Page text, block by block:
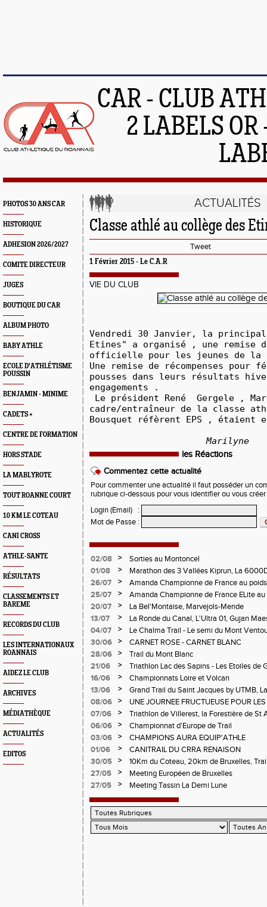
CAR - CLUB
2 LABELS
PHOTOS 30 ANS CAR
HISTORIQUE
ADHESION 2026/2027
COMITE DIRECTEUR
JUGES
BOUTIQUE DU CAR
ALBUM PHOTO
BABY ATHLE
ECOLE D'ATHLÉTISME
POUSSIN
BENJAMIN - MINIME
CADETS +
CENTRE DE FORMATION
HORS STADE
LA MABLYROTE
TOUT ROANNE COURT
10 KM LE COTEAU
CANI CROSS
ATHLE-SANTE
RÉSULTATS
CLASSEMENTS ET
BAREME
RECORDS DU CLUB
LES INTERNATIONAUX
ROANNAIS
AIDEZ LE CLUB
ARCHIVES
MÉDIATHÈQUE
ACTUALITÉS
EDITOS
ACTUALITÉS
Classe athlé au collège des
Tweet
1 Février 2015 - Le C.A.R
VIE DU CLUB
Vendredi
30 Janvier, la
Etines" a organisé , une remise
officielle pour les jeunes de la
Une remise de récompenses
pousses dans leurs résultats
engagements .
Le président René Gergele ,
cadre/entraîneur de la classe
Bousquet réfèrent EPS , étaient
Marilyne
les Réactions
Commentez cette actualité
Pour commenter une actualité il faut posséder un
rubrique ci-dessous pour vous identifier ou vous
Login (Email)
:
Mot de Passe :
02/08 >
Sorties au Montoncel
01/08
>
Marathon des 3 Vallées Kiprun, La
Verticale d'Orcières, St Augustin
26/07 >
Amanda Championne de France au poids
25/07
>
Amanda Championne de France ELite
20/07
>
La Bel'Montaise, Marvejols-Mende
13/07
>
La Ronde du Canal, L'Ultra 01, Gujan
04/07
>
Le Chalma Trail - Le semi du Mont
Cublize - Les Passerelles de Monteynard
Pralognon La Vanoise
30/06 >
CARNET ROSE - CARNET BLANC
28/06
>
Trail du Mont Blanc
21/06
>
Triathlon Lac des Sapins - Les Etoiles de
16/06
>
Championnats Loire et Volcan
13/06
>
Grand Trail du Saint Jacques by UTMB,
d'Andrézieux-Bouthéon
08/06 >
UNE JOURNEE FRUCTUEUSE POUR
CHAMPIONNATS DE LA LOIRE A
07/06 >
Triathlon de Villerest, la Forestière de St
Circuit de la Sure, Tour du Pays Roannais
06/06 >
Championnat d'Europe de Trail
03/06
>
CHAMPIONS AURA EQUIP'ATHLE
01/06
>
CANITRAIL DU CRRA RENAISON
30/05
>
10Km du Coteau, 20km de Bruxelles,
Pilatrail
27/05 >
Meeting Européen de Bruxelles
27/05
> Meeting Tassin La Demi Lune